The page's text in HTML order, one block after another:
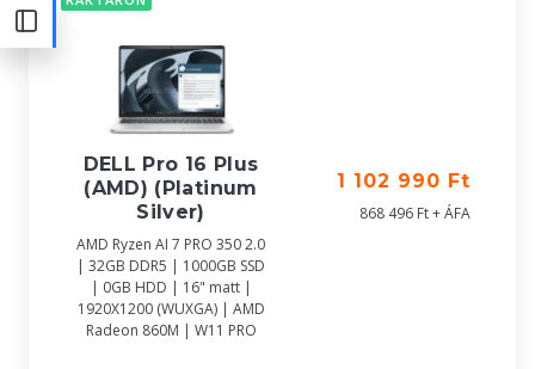
DELL Pro 16 Plus
(AMD) (Platinum
Silver)
AMD Ryzen AI 7 PRO 350 2.0
| 32GB DDR5 | 1000GB SSD
| 0GB HDD | 16" matt |
1920X1200 (WUXGA) | AMD
Radeon 860M | W11 PRO
1 102 990 Ft
868 496 Ft + ÁFA